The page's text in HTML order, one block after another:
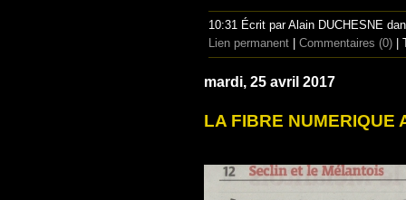
10:31 Écrit par Alain DUCHESNE
Lien permanent
Commentaires (0) |
mardi, 25 avril 2017
LA FIBRE NUMERIQUE